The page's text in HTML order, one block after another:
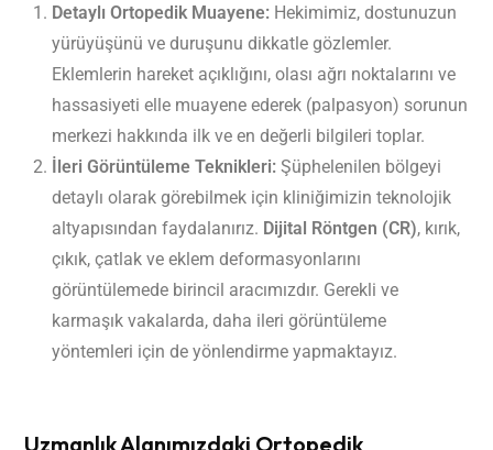
Detaylı Ortopedik Muayene: Hekimimiz, dostunuzun
yürüyüşünü ve duruşunu dikkatle gözlemler.
Eklemlerin hareket açıklığını, olası ağrı noktalarını ve
hassasiyeti elle muayene ederek (palpasyon) sorunun
merkezi hakkında ilk ve en değerli bilgileri toplar.
İleri Görüntüleme Teknikleri: Şüphelenilen bölgeyi
detaylı olarak görebilmek için kliniğimizin teknolojik
altyapısından faydalanırız. Dijital Röntgen (CR), kırık,
çıkık, çatlak ve eklem deformasyonlarını
görüntülemede birincil aracımızdır. Gerekli ve
karmaşık vakalarda, daha ileri görüntüleme
yöntemleri için de yönlendirme yapmaktayız.
Uzmanlık Alanımızdaki Ortopedik